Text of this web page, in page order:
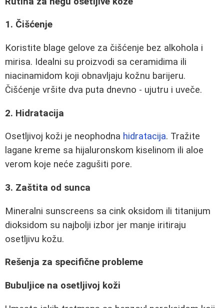
1. Čišćenje
Koristite blage gelove za čišćenje bez alkohola i
mirisa. Idealni su proizvodi sa ceramidima ili
niacinamidom koji obnavljaju kožnu barijeru.
Čišćenje vršite dva puta dnevno - ujutru i uveče.
2. Hidratacija
Osetljivoj koži je neophodna hidratacija. Tražite
lagane kreme sa hijaluronskom kiselinom ili aloe
verom koje neće zagušiti pore.
3. Zaštita od sunca
Mineralni sunscreens sa cink oksidom ili titanijum
dioksidom su najbolji izbor jer manje iritiraju
osetljivu kožu.
Rešenja za specifične probleme
Bubuljice na osetljivoj koži